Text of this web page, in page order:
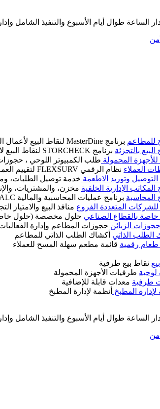
الساعة طوال أيام الأسبوع والتنفيذ الشامل
للمطاعم برنامج MasterDine لنقاط البيع لأعمال الضيافة
البيع بالتجزئة برنامج STORCHECK لنقاط البيع لأعمال التجزئة
للأجهزة المحمولة طلب الكمبيوتر اللوحي ،
العملاء نظام الرقمي FLEXSURV لتقييم العملاء
وتوريد الاطعمة خدمة توصيل الطلبات،
المكاتب الإدارية الخلفية مخزن، والمشتريات،
المحاسبة برنامج عمليات المحاسبية والمالية BIM CALC
المتعددة الفروع منافذ البيع والامتياز
بالقطاع الصناعي حلول مخصصة (حلول
حجوزات الزبائن حجوزات المطاعم وإدارة
الطلب الذاتي أكشاك الطلب الذاتي للمطاعم
طعام رقمية قائمة مطعم سهلة المسح للعملاء
نقاط بيع طرفية
لوحية طرفيات الأجهزة المحمولة
طرفية معدات قابلة للإضافية
لإدارة المطبخ أنظمة لإدارة المطبخ
الساعة طوال أيام الأسبوع والتنفيذ الشامل